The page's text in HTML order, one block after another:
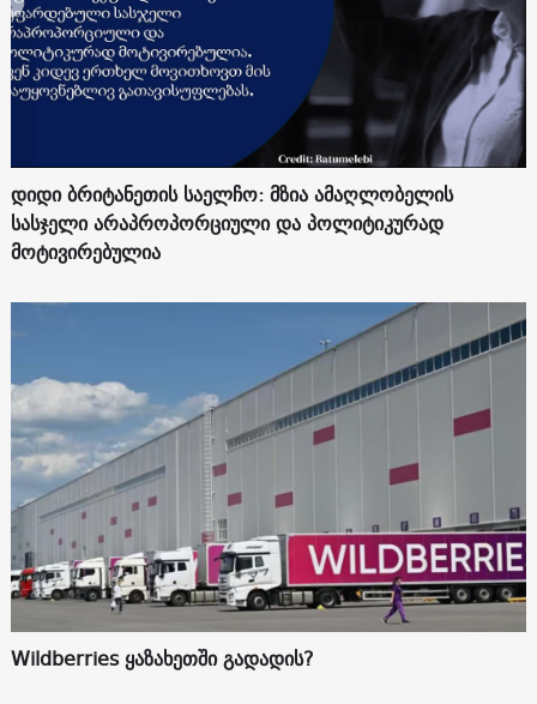
დიდი ბრიტანეთის საელჩო: მზია ამაღლობელის
სასჯელი არაპროპორციული და პოლიტიკურად
მოტივირებულია
Wildberries ყაზახეთში გადადის?